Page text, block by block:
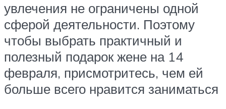
увлечения не ограничены одной
сферой деятельности. Поэтому
чтобы выбрать практичный и
полезный подарок жене на 14
февраля, присмотритесь, чем ей
больше всего нравится заниматься